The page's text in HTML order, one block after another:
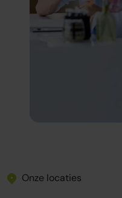
Onze locaties